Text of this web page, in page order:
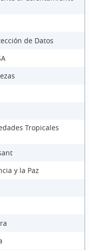
de Datos
Tropicales
y la Paz